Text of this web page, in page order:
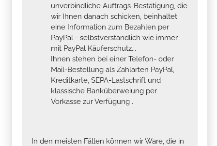
unverbindliche Auftrags-Bestätigung, die
wir Ihnen danach schicken, beinhaltet
eine Information zum Bezahlen per
PayPal - selbstverständlich wie immer
mit PayPal Käuferschutz...
Ihnen stehen bei einer Telefon- oder
Mail-Bestellung als Zahlarten PayPal,
Kreditkarte, SEPA-Lastschrift und
klassische Banküberweiung per
Vorkasse zur Verfügung .
In den meisten Fällen können wir Ware, die in